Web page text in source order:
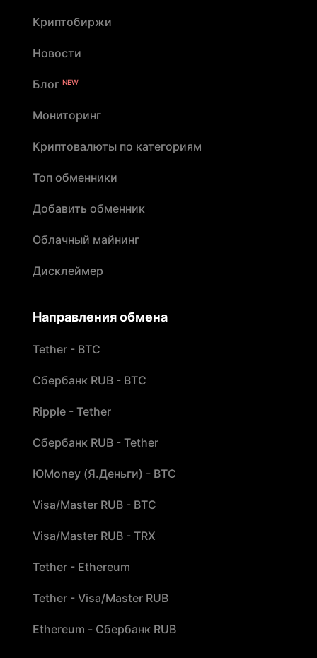
Криптобиржи
Новости
Блог NEW
Мониторинг
Криптовалюты по категориям
Топ обменники
Добавить обменник
Облачный майнинг
Дисклеймер
Направления обмена
Tether - BTC
Сбербанк RUB - BTC
Ripple - Tether
Сбербанк RUB - Tether
ЮMoney (Я.Деньги) - BTC
Visa/Master RUB - BTC
Visa/Master RUB - TRX
Tether - Ethereum
Tether - Visa/Master RUB
Ethereum - Сбербанк RUB